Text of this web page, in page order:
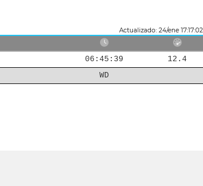
Actualizado: 24/ene 17:17:02
06:45:39
12.4
WD